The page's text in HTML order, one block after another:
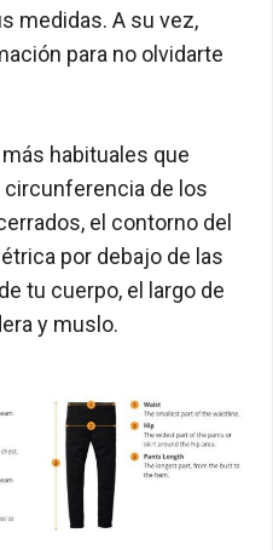
medidas. A su vez,
para no olvidarte
habituales que
de los
el contorno del
por debajo de las
tu cuerpo, el largo de
y muslo.